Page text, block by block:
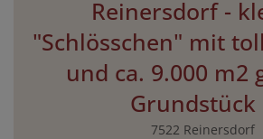
Reinersdorf -
"Schlösschen" mit
und ca. 9.000 m2
Grundstück
7522 Reinersdorf